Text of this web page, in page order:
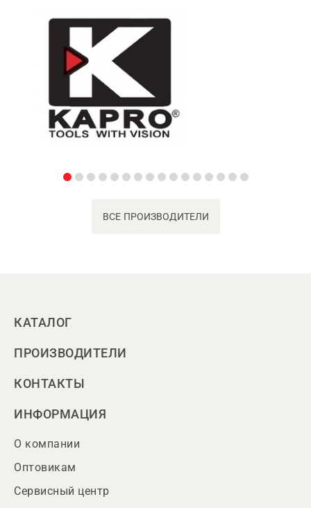
ВСЕ ПРОИЗВОДИТЕЛИ
КАТАЛОГ
ПРОИЗВОДИТЕЛИ
КОНТАКТЫ
ИНФОРМАЦИЯ
О компании
Оптовикам
Сервисный центр